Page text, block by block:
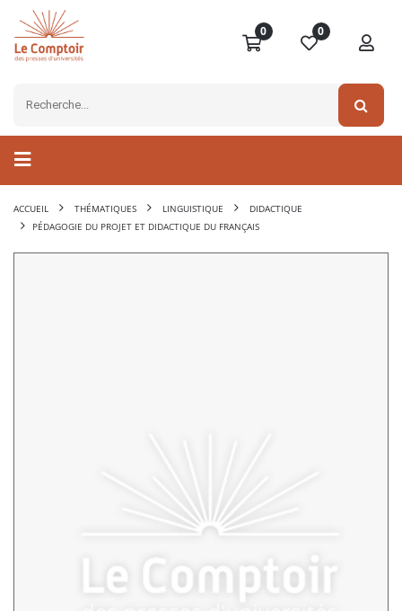
0 0
ACCUEIL THÉMATIQUES LINGUISTIQUE
DIDACTIQUE
PÉDAGOGIE DU PROJET ET DIDACTIQUE DU FRANÇAIS